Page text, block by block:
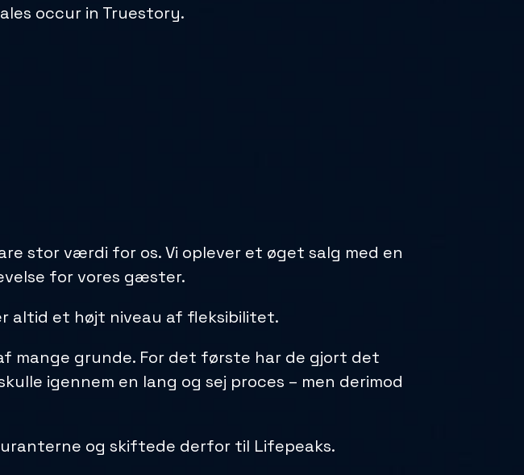
occur in Truestory.
stor værdi for os. Vi oplever et øget salg med en
for vores gæster.
altid et højt niveau af fleksibilitet.
mange grunde. For det første har de gjort det
igennem en lang og sej proces – men derimod
og skiftede derfor til Lifepeaks.